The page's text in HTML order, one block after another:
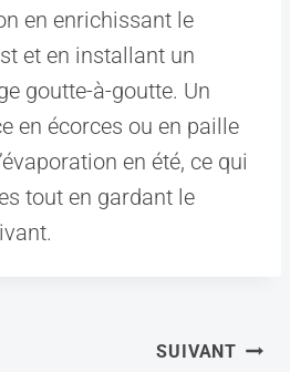
en enrichissant le
et en installant un
goutte-à-goutte. Un
en écorces ou en paille
en été, ce qui
tout en gardant le
SUIVANT